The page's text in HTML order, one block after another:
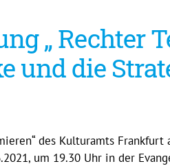
„ Rechter
und die
des Kulturamts
um 19.30 Uhr in der